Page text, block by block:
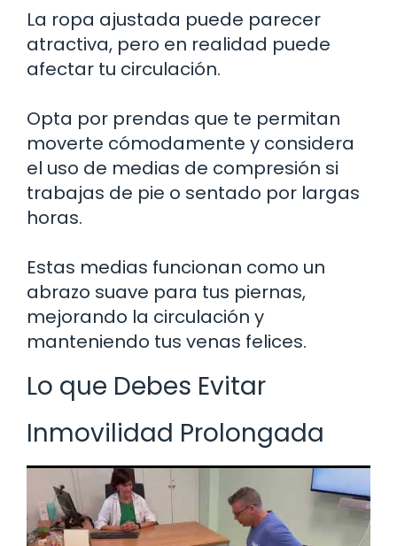
La ropa ajustada puede parecer
atractiva, pero en realidad puede
afectar tu circulación.
Opta por prendas que te permitan
moverte cómodamente y considera
el uso de medias de compresión si
trabajas de pie o sentado por largas
horas.
Estas medias funcionan como un
abrazo suave para tus piernas,
mejorando la circulación y
manteniendo tus venas felices.
Lo que Debes Evitar
Inmovilidad Prolongada